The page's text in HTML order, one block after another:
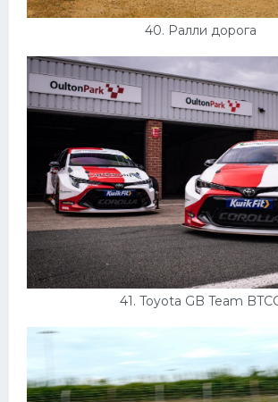
40. Ралли дорога
41. Toyota GB Team